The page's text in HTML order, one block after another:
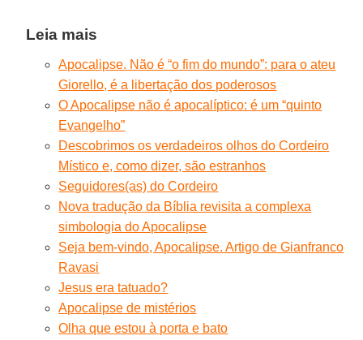
Leia mais
Apocalipse. Não é “o fim do mundo”: para o ateu
Giorello, é a libertação dos poderosos
O Apocalipse não é apocalíptico: é um “quinto
Evangelho”
Descobrimos os verdadeiros olhos do Cordeiro
Místico e, como dizer, são estranhos
Seguidores(as) do Cordeiro
Nova tradução da Bíblia revisita a complexa
simbologia do Apocalipse
Seja bem-vindo, Apocalipse. Artigo de Gianfranco
Ravasi
Jesus era tatuado?
Apocalipse de mistérios
Olha que estou à porta e bato